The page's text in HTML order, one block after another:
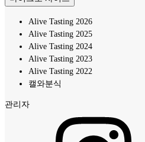
Alive Tasting 2026
Alive Tasting 2025
Alive Tasting 2024
Alive Tasting 2023
Alive Tasting 2022
캘와분식
관리자